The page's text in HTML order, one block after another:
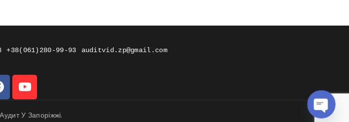
+38(061)280-99-93 auditvid.zp@gmail.com
У Запоріжжі.